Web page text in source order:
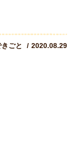
ごと 2020.08.29